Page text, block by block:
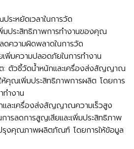
ระหยัดเวลาในการวัด
มประสิทธิภาพการทำงานของคุณ
ความผิดพลาดในการวัด
พิ่มความปลอดภัยในการทำงาน
ต: ตัวชี้วัดน้ำหนักและเครื่องส่งสัญญาณ
ห้คุณเพิ่มประสิทธิภาพการผลิต โดยการ
ทำงาน
และเครื่องส่งสัญญาณความเร็วสูง
การลดการสูญเสียและเพิ่มประสิทธิภาพ
งคุณภาพผลิตภัณฑ์ โดยการให้ข้อมูล